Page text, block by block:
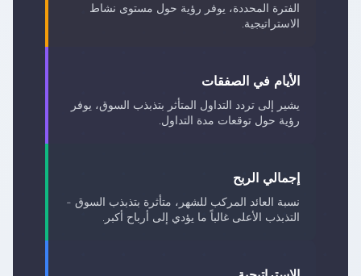
الفترة المحددة، يوفر رؤية حول مستوى نشاط
الاستراتيجية.
الأيام في الصفقات
يشير إلى تردد التداول المتأثر بتذبذب السوق، يوفر
رؤية حول توقعات مدة التداول.
إجمالي الربح
نسبة العائد المركب للشهر، متأثرة بتذبذب السوق -
التذبذب الأعلى غالباً ما يؤدي إلى أرباح أكبر.